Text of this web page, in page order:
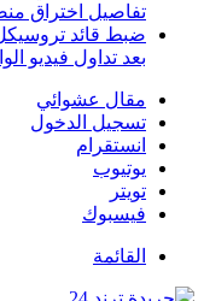
تفاصيل اختراق
ضبط قائد
بعد تداول فيديو
مقال عشوائي
تسجيل الدخول
انستقرام
يوتيوب
تويتر
فيسبوك
القائمة